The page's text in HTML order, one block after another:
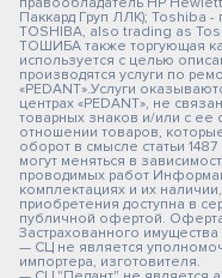
Паккард Груп ЛЛК); Toshiba -
TOSHIBA, also trading as
ТОШИБА также торгующая
используется с целью
производятся услуги по
«PEDANT».Услуги
центрах «PEDANT», не
товарных знаков и/или с
отношении товаров,
оборот в смысле статьи
могут меняться в
проводимых работ
комплектациях и их
приобретения доступна в
публичной офертой.
Застрахованного имущества
— СЦ не является
импортера, изготовителя.